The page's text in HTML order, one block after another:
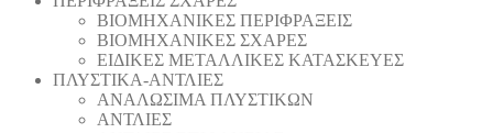
ΒΙΟΜΗΧΑΝΙΚΕΣ ΠΕΡΙΦΡΑΞΕΙΣ
ΒΙΟΜΗΧΑΝΙΚΕΣ ΣΧΑΡΕΣ
ΕΙΔΙΚΕΣ ΜΕΤΑΛΛΙΚΕΣ ΚΑΤΑΣΚΕΥΕΣ
ΠΛΥΣΤΙΚΑ-ΑΝΤΛΙΕΣ
ΑΝΑΛΩΣΙΜΑ ΠΛΥΣΤΙΚΩΝ
ΑΝΤΛΙΕΣ